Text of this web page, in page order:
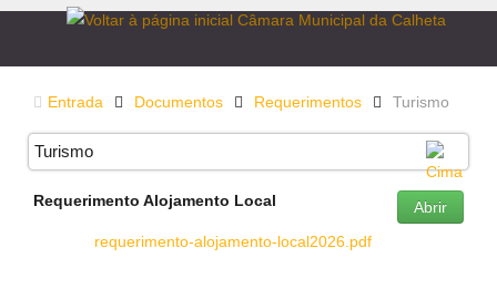
Entrada Documentos Requerimentos Turismo
Turismo
Requerimento Alojamento Local
requerimento-alojamento-local2026.pdf
Abrir